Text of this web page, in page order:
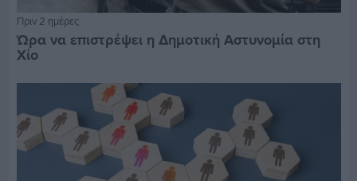
Πριν 2 ημέρες
Ώρα να επιστρέψει η Δημοτική Αστυνομία στη
Χίο